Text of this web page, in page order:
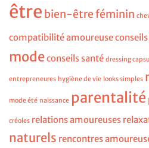
être bien-être féminin
compatibilité amoureuse
modeconseils santé dressing
entrepreneures hygiène de vie looks simples
mode été naissance parentalité
créoles relations amoureuses
naturels rencontres